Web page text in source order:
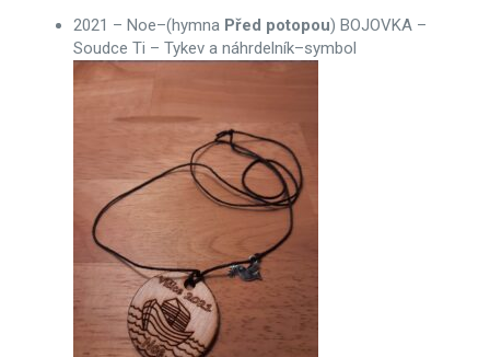
2021 – Noe–(hymna Před potopou) BOJOVKA –
Soudce Ti – Tykev a náhrdelník–symbol